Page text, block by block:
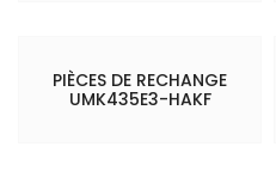
PIÈCES DE RECHANGE
UMK435E3-HAKF